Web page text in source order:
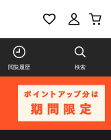
閲覧履歴 検索